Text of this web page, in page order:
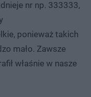
nr np. 333333,
ponieważ takich
mało. Zawsze
właśnie w nasze